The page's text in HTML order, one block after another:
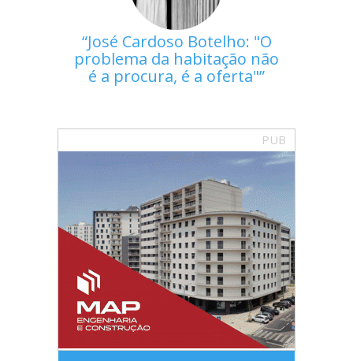
José Cardoso Botelho: "O
problema da habitação não
é a procura, é a oferta"
PUB